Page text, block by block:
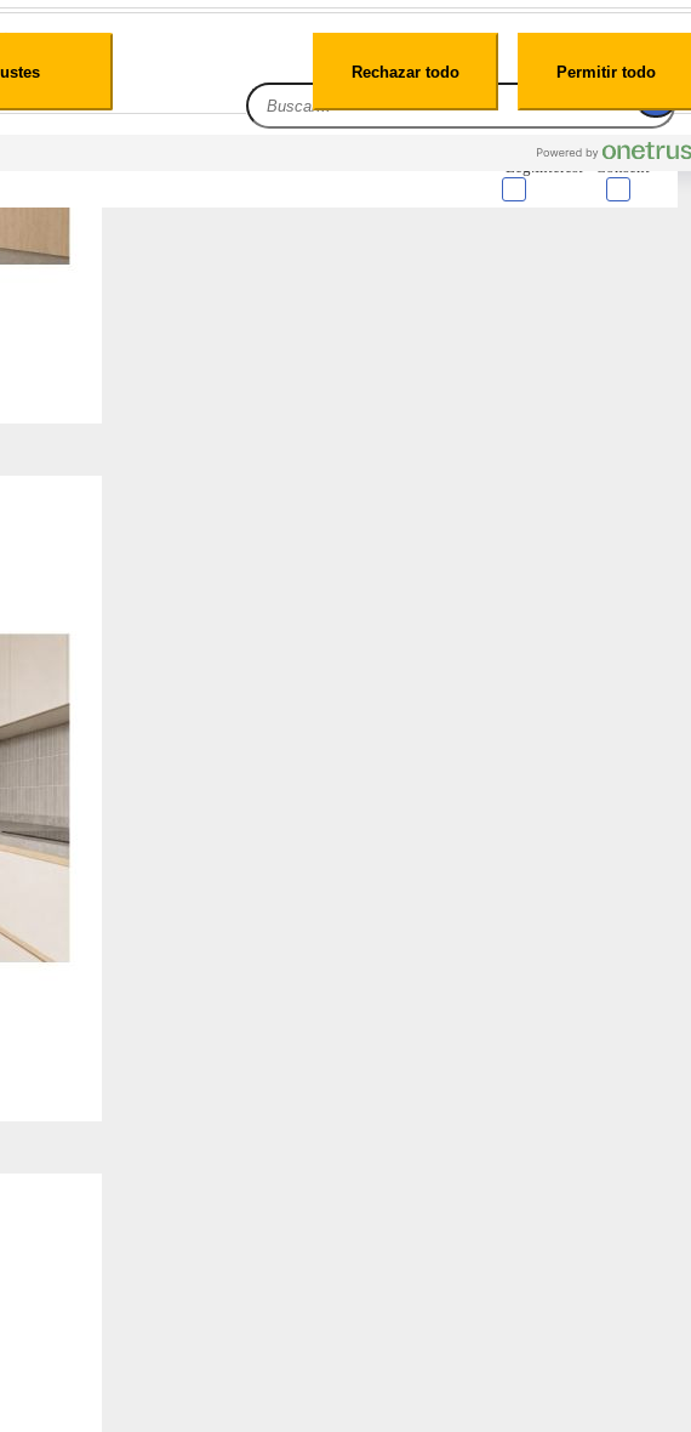
y / o la navegación en el Sitio. Puedes configurar tu navegador para bloquear o ser notificado de la
pero algunas partes del sitio web pueden verse afectadas. Estas cookies no almacenan ninguna
personal.
determinar el número de visitas y las fuentes de tráfico, con el fin de medir y mejorar el rendimiento
Si no aceptas estas cookies, no seremos notificados de tu visita a nuestro sitio.
pueden establecer estas cookies en nuestro sitio web. Estas empresas pueden utilizarlas para
y proporcionarte publicidad relevante en otros sitios web. Si no permite estas cookies, tu
dirigida.
Consent
Leg.Interest
Rechazar todo Permitir todo